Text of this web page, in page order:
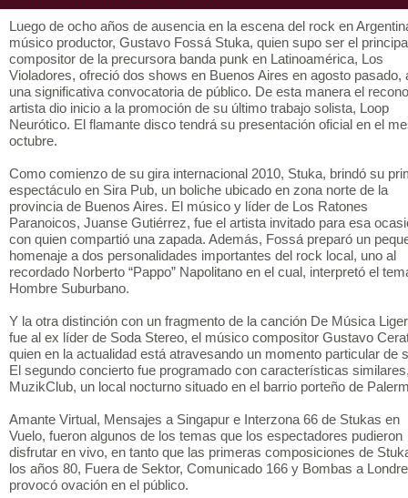
Luego de ocho años de ausencia en la escena del rock en
músico productor, Gustavo Fossá Stuka, quien supo ser el
compositor de la precursora banda punk en Latinoamérica, Los
Violadores, ofreció dos shows en Buenos Aires en agosto pasado,
una significativa convocatoria de público. De esta manera el
artista dio inicio a la promoción de su último trabajo solista, Loop
Neurótico. El flamante disco tendrá su presentación oficial en el
octubre.
Como comienzo de su gira internacional 2010, Stuka, brindó su
espectáculo en Sira Pub, un boliche ubicado en zona norte de la
provincia de Buenos Aires. El músico y líder de Los Ratones
Paranoicos, Juanse Gutiérrez, fue el artista invitado para esa
con quien compartió una zapada. Además, Fossá preparó un
homenaje a dos personalidades importantes del rock local, uno al
recordado Norberto “Pappo” Napolitano en el cual, interpretó el
Hombre Suburbano.
Y la otra distinción con un fragmento de la canción De Música
fue al ex líder de Soda Stereo, el músico compositor Gustavo
quien en la actualidad está atravesando un momento particular de
El segundo concierto fue programado con características
MuzikClub, un local nocturno situado en el barrio porteño de
Amante Virtual, Mensajes a Singapur e Interzona 66 de Stukas en
Vuelo, fueron algunos de los temas que los espectadores pudieron
disfrutar en vivo, en tanto que las primeras composiciones de
los años 80, Fuera de Sektor, Comunicado 166 y Bombas a
provocó ovación en el público.